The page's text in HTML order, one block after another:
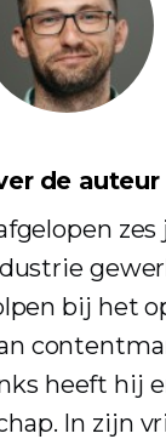
de auteur
zes
bij het
heeft hij
In zijn